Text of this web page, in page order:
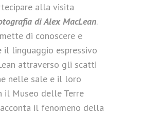
alla visita
di Alex MacLean.
di conoscere e
il linguaggio espressivo
attraverso gli scatti
nelle sale e il loro
il Museo delle Terre
il fenomeno della